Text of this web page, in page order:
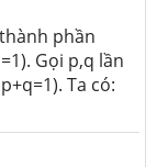
phần
Gọi p,q lần
Ta có: